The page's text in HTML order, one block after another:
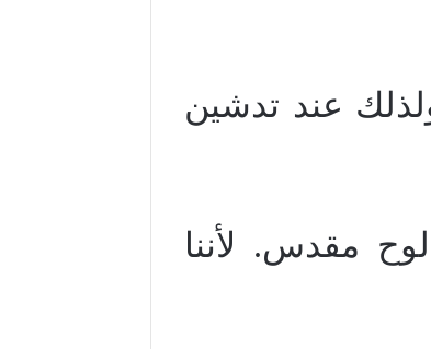
عند تدشين
مقدس. لأننا